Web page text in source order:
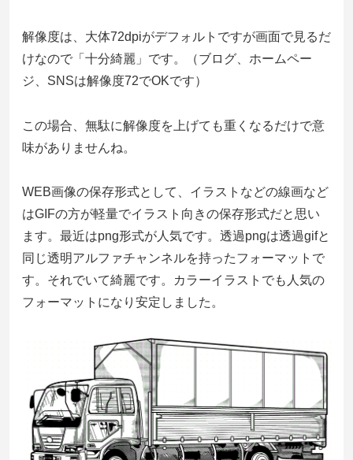
解像度は、大体72dpiがデフォルトですが画面で見るだ
けなので「十分綺麗」です。（ブログ、ホームペー
ジ、SNSは解像度72でOKです）
この場合、無駄に解像度を上げても重くなるだけで意
味がありませんね。
WEB画像の保存形式として、イラストなどの線画など
はGIFの方が軽量でイラスト向きの保存形式だと思い
ます。最近はpng形式が人気です。透過pngは透過gifと
同じ透明アルファチャンネルを持ったフォーマットで
す。それでいて綺麗です。カラーイラストでも人気の
フォーマットになり安定しました。